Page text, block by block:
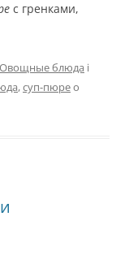
с гренками,
Овощные блюда і
,суп-пюрео